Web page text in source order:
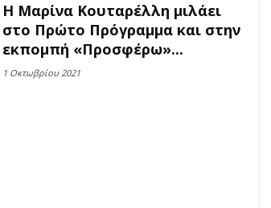
Η Μαρίνα Κουταρέλλη μιλάει
στο Πρώτο Πρόγραμμα και στην
εκπομπή «Προσφέρω»...
1 Οκτωβρίου 2021